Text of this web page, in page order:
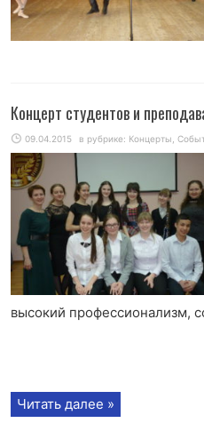
Концерт студентов и
09.04.2015 в рубрике: Концерты
высокий профессионализм,
Читать далее »